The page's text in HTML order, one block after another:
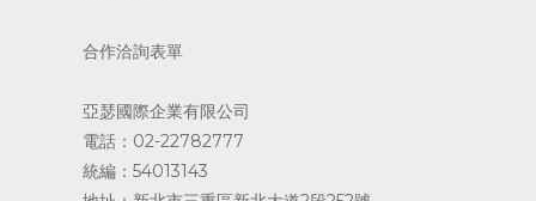
合作洽詢表單
亞瑟國際企業有限公司
電話：02-22782777
統編：54013143